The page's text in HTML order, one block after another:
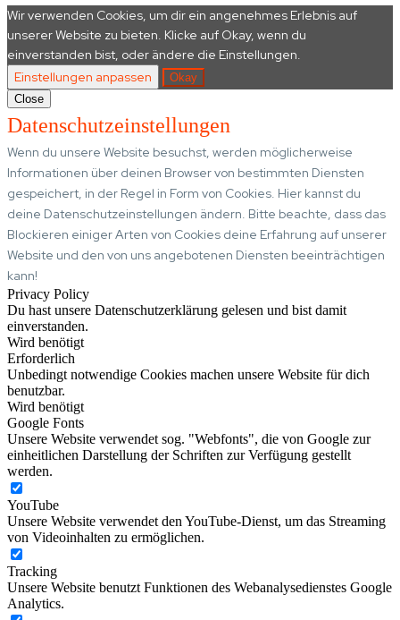
Wir verwenden Cookies, um dir ein angenehmes Erlebnis auf
unserer Website zu bieten. Klicke auf Okay, wenn du
einverstanden bist, oder ändere die Einstellungen.
Einstellungen anpassen
Okay
Close
Datenschutzeinstellungen
Wenn du unsere Website besuchst, werden möglicherweise
Informationen über deinen Browser von bestimmten Diensten
gespeichert, in der Regel in Form von Cookies. Hier kannst du
deine Datenschutzeinstellungen ändern. Bitte beachte, dass das
Blockieren einiger Arten von Cookies deine Erfahrung auf unserer
Website und den von uns angebotenen Diensten beeinträchtigen
kann!
Privacy Policy
Du hast unsere Datenschutzerklärung gelesen und bist damit
einverstanden.
Wird benötigt
Erforderlich
Unbedingt notwendige Cookies machen unsere Website für dich
benutzbar.
Wird benötigt
Google Fonts
Unsere Website verwendet sog. "Webfonts", die von Google zur
einheitlichen Darstellung der Schriften zur Verfügung gestellt
werden.
YouTube
Unsere Website verwendet den YouTube-Dienst, um das Streaming
von Videoinhalten zu ermöglichen.
Tracking
Unsere Website benutzt Funktionen des Webanalysedienstes Google
Analytics.